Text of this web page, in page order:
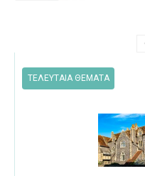
ΤΕΛΕΥΤΑΙΑ ΘΕΜΑΤΑ